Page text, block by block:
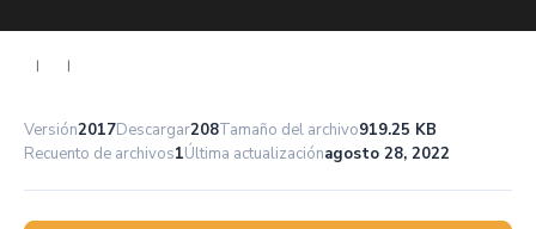
| |
Versión2017Descargar208Tamaño del archivo919.25 KB
Recuento de archivos1Última actualizaciónagosto 28, 2022